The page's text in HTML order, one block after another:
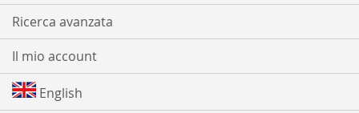
Ricerca avanzata
Il mio account
English